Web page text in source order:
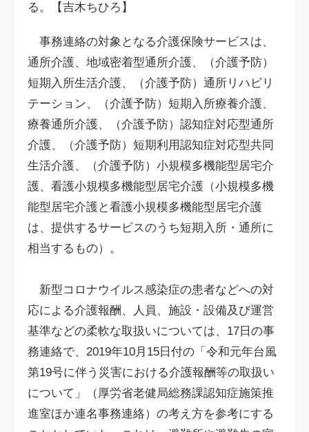
る。【吉木ちひろ】
事務連絡の対象となる介護保険サービスは、
通所介護、地域密着型通所介護、（介護予防）
短期入所生活介護、（介護予防）通所リハビリ
テーション、（介護予防）短期入所療養介護、
療養通所介護、（介護予防）認知症対応型通所
介護、（介護予防）短期利用認知症対応型共同
生活介護、（介護予防）小規模多機能型居宅介
護、看護小規模多機能型居宅介護（小規模多機
能型居宅介護と看護小規模多機能型居宅介護
は、提供するサービスのうち短期入所・通所に
相当するもの）。
新型コロナウイルス感染症の患者などへの対
応による介護報酬、人員、施設・設備及び運営
基準などの柔軟な取扱いについては、17日の事
務連絡で、2019年10月15日付の「令和元年台風
第19号に伴う災害における介護報酬等の取扱い
について」（厚労省老健局総務課認知症施策推
進室ほか連名事務連絡）の考え方を参考にする